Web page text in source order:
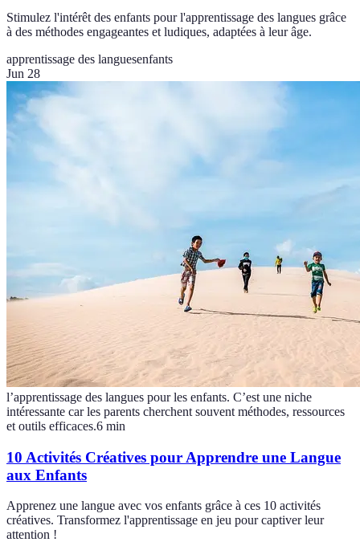
Stimulez l'intérêt des enfants pour l'apprentissage des langues grâce
à des méthodes engageantes et ludiques, adaptées à leur âge.
apprentissage des languesenfants
Jun 28
l’apprentissage des langues pour les enfants. C’est une niche
intéressante car les parents cherchent souvent méthodes, ressources
et outils efficaces.6 min
10 Activités Créatives pour Apprendre une Langue
aux Enfants
Apprenez une langue avec vos enfants grâce à ces 10 activités
créatives. Transformez l'apprentissage en jeu pour captiver leur
attention !